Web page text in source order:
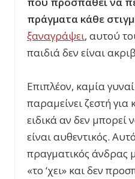
πράγματα κάθε
ξαναγράψει, αυτού
παιδιά δεν είναι
Επιπλέον, καμία
παραμείνει ζεστή
ειδικά αν δεν μπορεί
είναι αυθεντικός.
πραγματικός άνδρας
«το ‘χει» και δεν